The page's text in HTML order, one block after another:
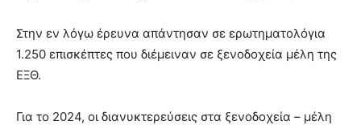
Στην εν λόγω έρευνα απάντησαν σε ερωτηματολόγια
1.250 επισκέπτες που διέμειναν σε ξενοδοχεία μέλη της
ΕΞΘ.
Για το 2024, οι διανυκτερεύσεις στα ξενοδοχεία – μέλη